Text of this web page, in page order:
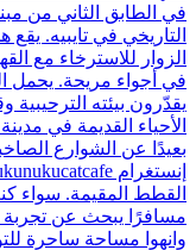
في الطابق الثاني من
التاريخي في تايبيه.
الزوار للاسترخاء مع
يقدّرون بيئته
بعيدًا عن الشوارع
القطط المقيمة. سواء
مسافرًا يبحث عن تجربة
وانهوا مساحة ساحرة